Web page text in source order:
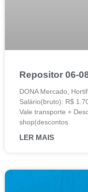
Repositor 06-
DONA Mercado,
Salário(bruto): R$
Vale transporte +
shop(descontos
LER MAIS